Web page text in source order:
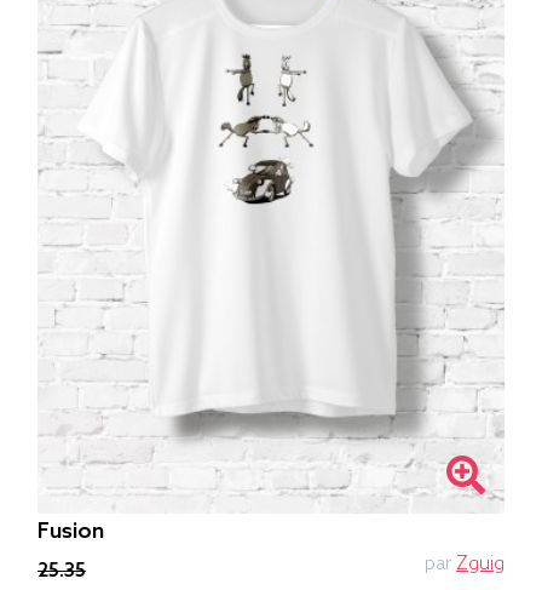
Fusion
25.35 par Zguig